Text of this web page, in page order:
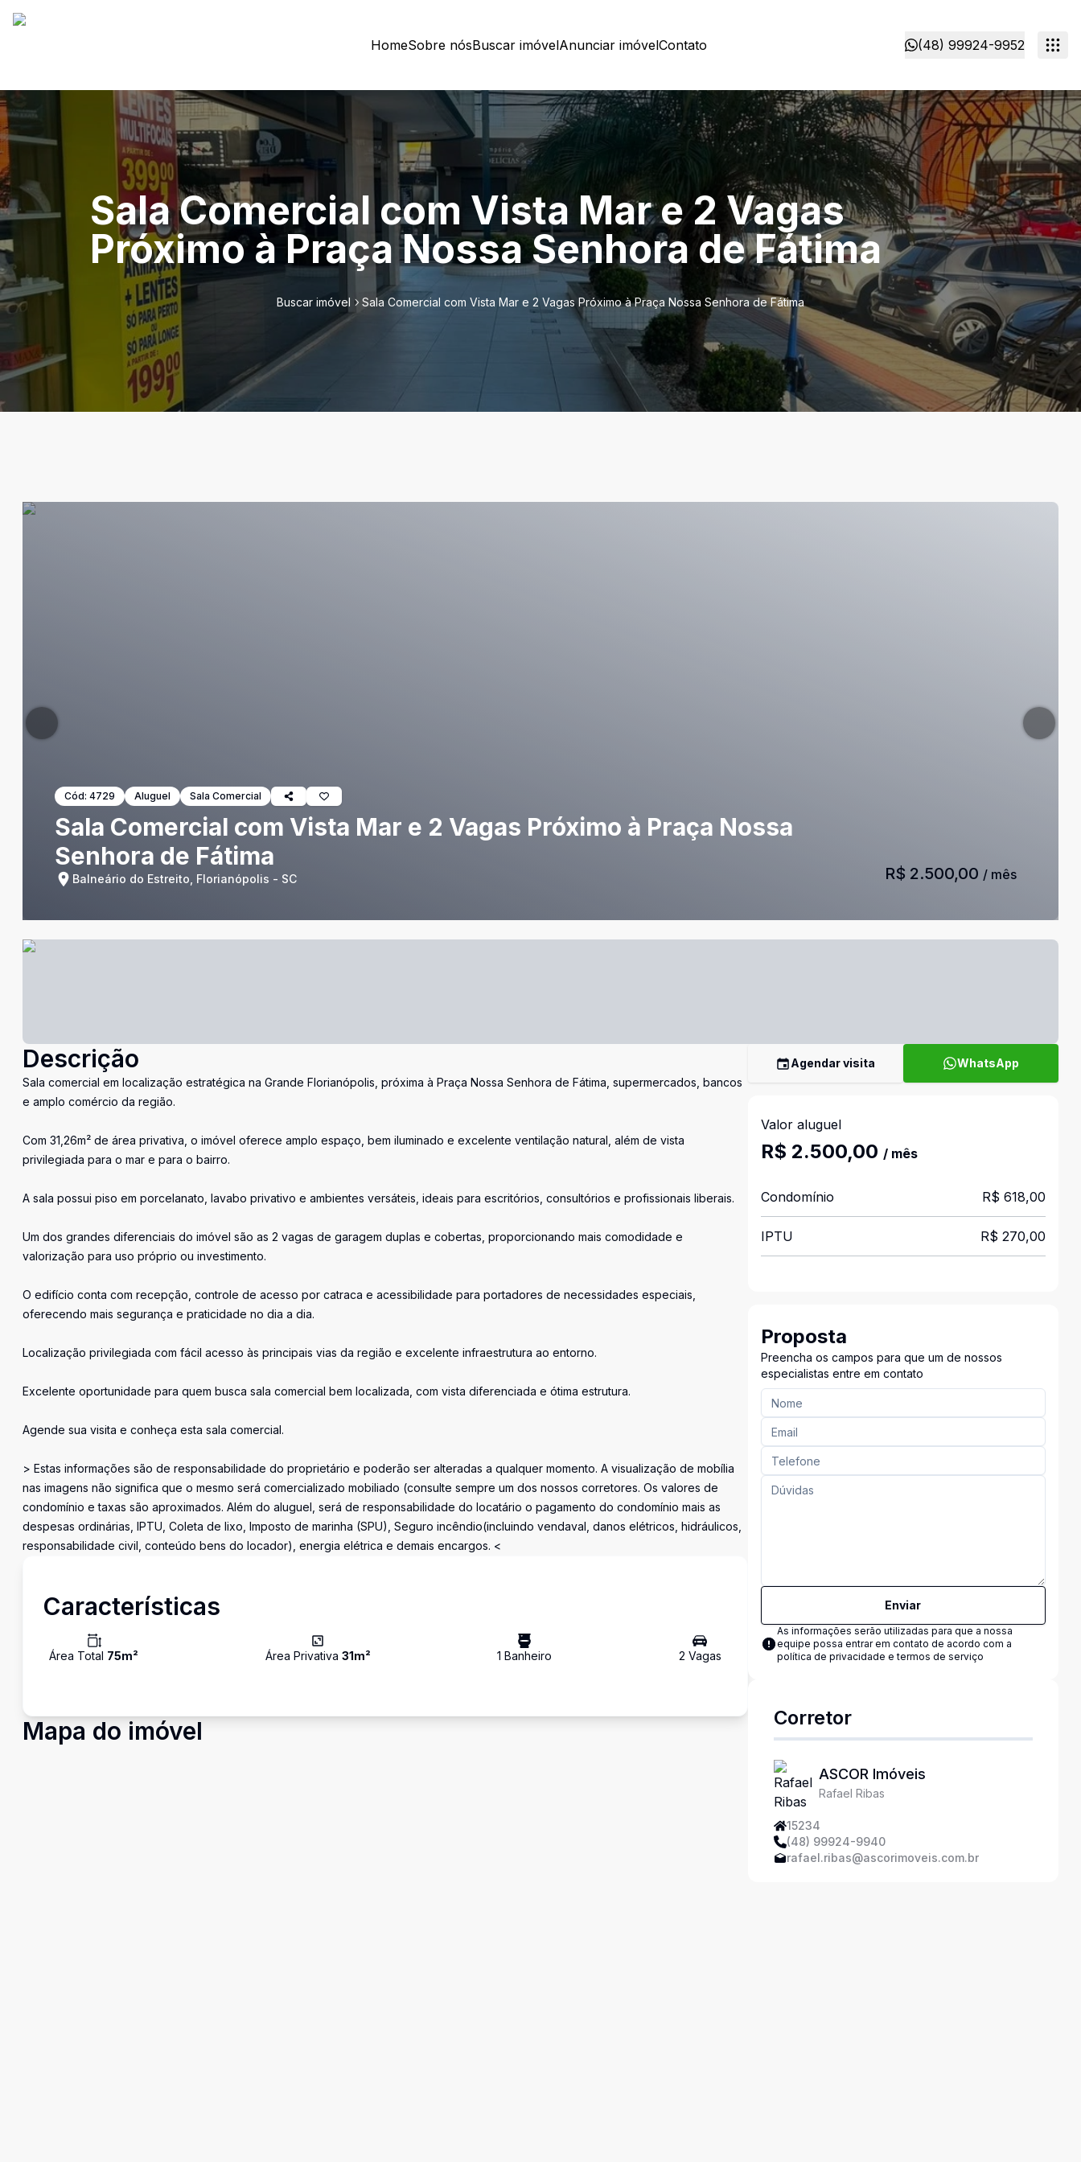
HomeSobre nósBuscar imóvelAnunciar imóvelContato (48) 99924-9952
Sala Comercial com Vista Mar e 2 Vagas
Próximo à Praça Nossa Senhora de Fátima
Buscar imóvel Sala Comercial com Vista Mar e 2 Vagas Próximo à Praça Nossa Senhora de Fátima
Cód: 4729 Aluguel Sala Comercial
Sala Comercial com Vista Mar e 2 Vagas Próximo à Praça Nossa
Senhora de Fátima
Balneário do Estreito, Florianópolis - SC R$ 2.500,00 / mês
Descrição
Sala comercial em localização estratégica na Grande Florianópolis, próxima à Praça Nossa Senhora de Fátima, supermercados, bancos
e amplo comércio da região.
Com 31,26m² de área privativa, o imóvel oferece amplo espaço, bem iluminado e excelente ventilação natural, além de vista
privilegiada para o mar e para o bairro.
A sala possui piso em porcelanato, lavabo privativo e ambientes versáteis, ideais para escritórios, consultórios e profissionais liberais.
Um dos grandes diferenciais do imóvel são as 2 vagas de garagem duplas e cobertas, proporcionando mais comodidade e
valorização para uso próprio ou investimento.
O edifício conta com recepção, controle de acesso por catraca e acessibilidade para portadores de necessidades especiais,
oferecendo mais segurança e praticidade no dia a dia.
Localização privilegiada com fácil acesso às principais vias da região e excelente infraestrutura ao entorno.
Excelente oportunidade para quem busca sala comercial bem localizada, com vista diferenciada e ótima estrutura.
Agende sua visita e conheça esta sala comercial.
> Estas informações são de responsabilidade do proprietário e poderão ser alteradas a qualquer momento. A visualização de mobília
nas imagens não significa que o mesmo será comercializado mobiliado (consulte sempre um dos nossos corretores. Os valores de
condomínio e taxas são aproximados. Além do aluguel, será de responsabilidade do locatário o pagamento do condomínio mais as
despesas ordinárias, IPTU, Coleta de lixo, Imposto de marinha (SPU), Seguro incêndio(incluindo vendaval, danos elétricos, hidráulicos,
responsabilidade civil, conteúdo bens do locador), energia elétrica e demais encargos. <
Características
Área Total 75m² Área Privativa 31m² 1 Banheiro 2 Vagas
Mapa do imóvel
Agendar visita WhatsApp
Valor aluguel
R$ 2.500,00 / mês
Condomínio R$ 618,00
IPTU R$ 270,00
Proposta
Preencha os campos para que um de nossos
especialistas entre em contato
Enviar
As informações serão utilizadas para que a nossa
equipe possa entrar em contato de acordo com a
política de privacidade e termos de serviço
Corretor
ASCOR Imóveis
Rafael Ribas
15234
(48) 99924-9940
rafael.ribas@ascorimoveis.com.br